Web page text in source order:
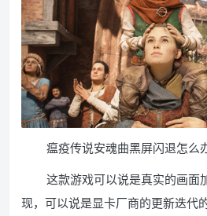
瘟疫传说安魂曲黑屏闪退怎么
这款游戏可以说是真实的画面
现，可以说是显卡厂商的更新迭代